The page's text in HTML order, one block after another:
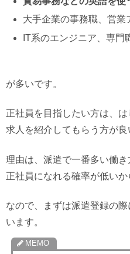
大手企業の事務職、営業
IT系のエンジニア、専門
が多いです。
正社員を目指したい方は、
求人を紹介してもらう方が良
理由は、派遣で一番多い働
正社員になれる確率が低いか
なので、まずは派遣登録の
います。